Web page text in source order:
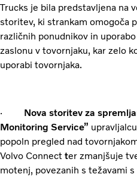
Trucks je bila predstavljena na
storitev, ki strankam omogoča
različnih ponudnikov in
zaslonu v tovornjaku, kar zelo
uporabi tovornjaka.
· Nova storitev za
Monitoring Service”
popoln pregled nad
Volvo Connect ter zmanjšuje
motenj, povezanih s težavami